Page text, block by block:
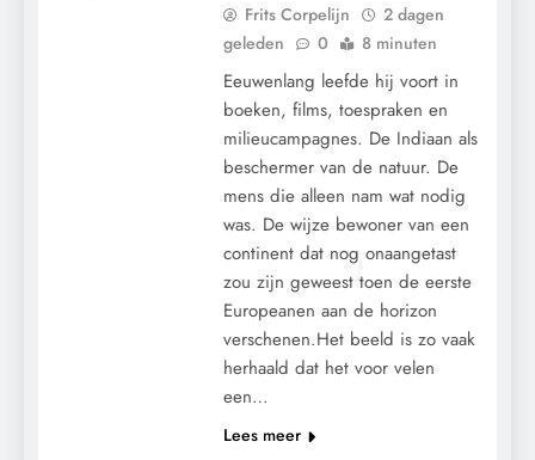
Vertrouwd met de werkelijkheid.
Woke als sociaal wapen? Rypke Zeilmaker
waarschuwt voor ideologische
beïnvloeding van binnenuit.
Frits Corpelijn
2 dagen
geleden
0 8 minuten
Eeuwenlang leefde hij voort in
boeken, films, toespraken en
milieucampagnes. De Indiaan als
beschermer van de natuur. De
mens die alleen nam wat nodig
was. De wijze bewoner van een
continent dat nog onaangetast
zou zijn geweest toen de eerste
Europeanen aan de horizon
verschenen.Het beeld is zo vaak
herhaald dat het voor velen
een…
Lees meer